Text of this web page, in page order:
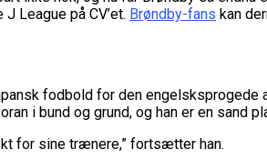
League på CV’et. Brøndby-fans kan
fodbold for den engelsksprogede
i bund og grund, og han er en sand
for sine trænere,” fortsætter han.